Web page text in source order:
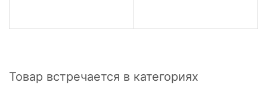
Товар встречается в категориях